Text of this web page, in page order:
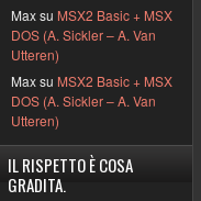
Max su MSX2 Basic + MSX
DOS (A. Sickler – A. Van
Utteren)
Max su MSX2 Basic + MSX
DOS (A. Sickler – A. Van
Utteren)
IL RISPETTO È COSA
GRADITA.